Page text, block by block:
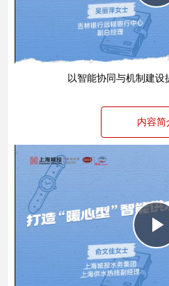
以智能协同与机制建设
内容简